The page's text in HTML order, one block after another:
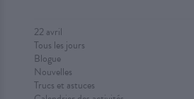
22 avril
Tous les jours
Blogue
Nouvelles
Trucs et astuces